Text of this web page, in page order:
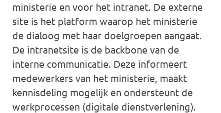
ministerie en voor het intranet. De externe
site is het platform waarop het ministerie
de dialoog met haar doelgroepen aangaat.
De intranetsite is de backbone van de
interne communicatie. Deze informeert
medewerkers van het ministerie, maakt
kennisdeling mogelijk en ondersteunt de
werkprocessen (digitale dienstverlening).